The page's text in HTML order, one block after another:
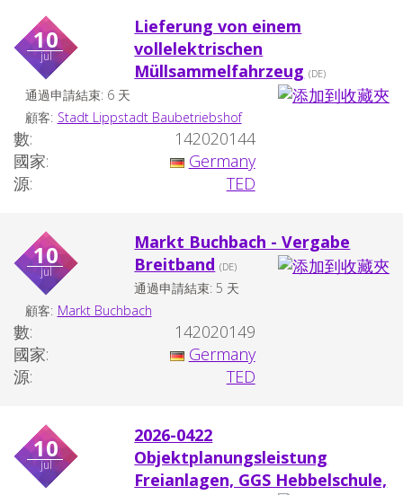
10
jul
Lieferung von einem
vollelektrischen
Müllsammelfahrzeug (DE)
通過申請結束: 6 天
顧客: Stadt Lippstadt Baubetriebshof
數:
142020144
國家:
Germany
源:
TED
10
jul
Markt Buchbach - Vergabe
Breitband (DE)
通過申請結束: 5 天
顧客: Markt Buchbach
數:
142020149
國家:
Germany
源:
TED
10
jul
2026-0422
Objektplanungsleistung
Freianlagen, GGS Hebbelschule,